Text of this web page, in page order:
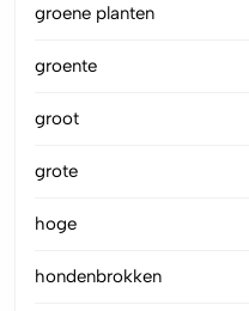
groene planten
groente
groot
grote
hoge
hondenbrokken